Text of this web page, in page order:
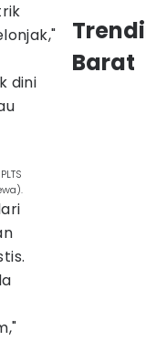
dini
Barat